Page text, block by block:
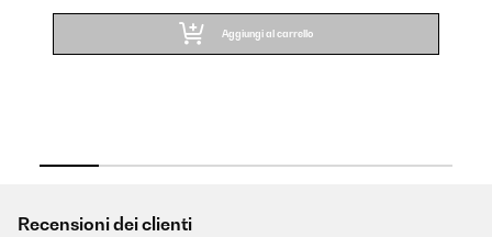
Aggiungi al carrello
Recensioni dei clienti